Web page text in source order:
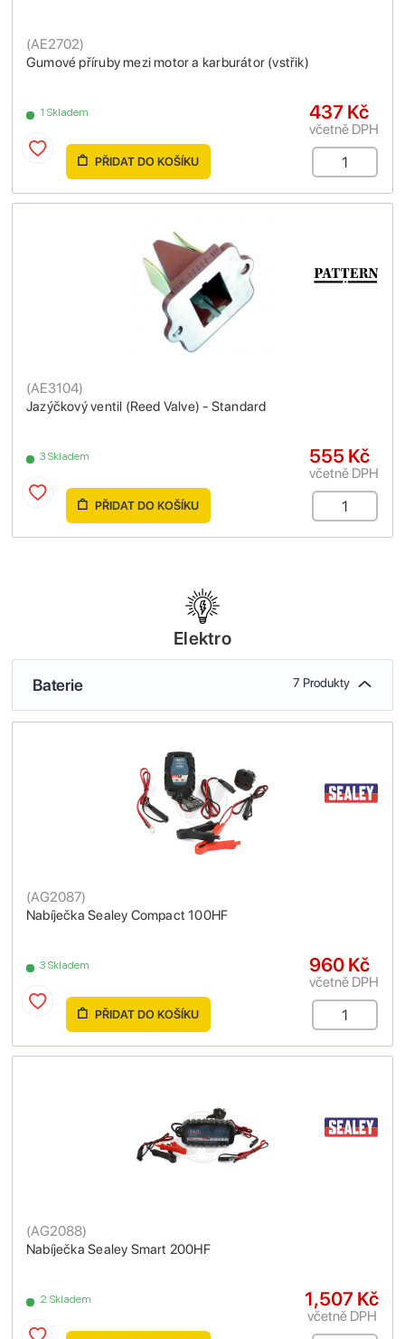
Gumové příruby mezi motor a karburátor (vstřik)
(AE2702)
1 Skladem 437 Kč
včetně DPH
PŘIDAT DO KOŠÍKU
Jazýčkový ventil (Reed Valve) - Standard
(AE3104)
3 Skladem 555 Kč
včetně DPH
PŘIDAT DO KOŠÍKU
Elektro
Baterie 7 Produkty
Nabíječka Sealey Compact 100HF
(AG2087)
3 Skladem 960 Kč
včetně DPH
PŘIDAT DO KOŠÍKU
Nabíječka Sealey Smart 200HF
(AG2088)
2 Skladem 1,507 Kč
včetně DPH